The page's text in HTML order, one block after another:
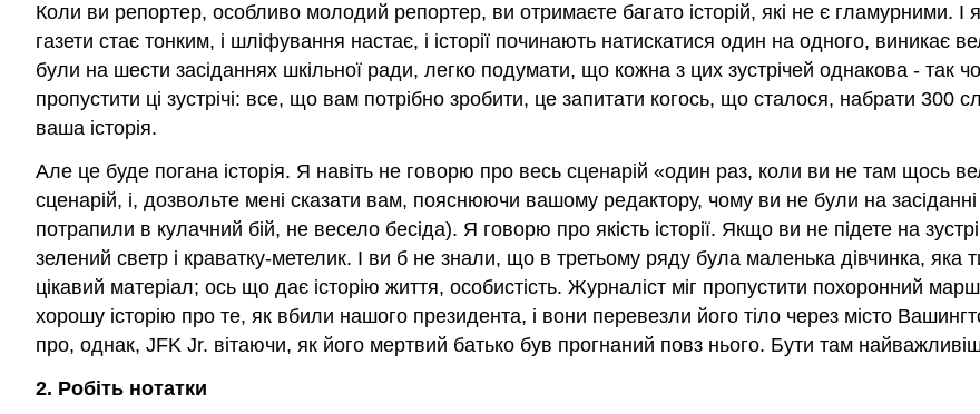
Коли ви репортер, особливо молодий репортер, ви отримаєте багато історій, які не є гламурними.
газети стає тонким, і шліфування настає, і історії починають натискатися один на одного, виникає
були на шести засіданнях шкільної ради, легко подумати, що кожна з цих зустрічей однакова - так
пропустити ці зустрічі: все, що вам потрібно зробити, це запитати когось, що сталося, набрати 300
ваша історія.
Але це буде погана історія. Я навіть не говорю про весь сценарій «один раз, коли ви не там щось
сценарій, і, дозвольте мені сказати вам, пояснюючи вашому редактору, чому ви не були на
потрапили в кулачний бій, не весело бесіда). Я говорю про якість історії. Якщо ви не підете на
зелений светр і краватку-метелик. І ви б не знали, що в третьому ряду була маленька дівчинка, яка
цікавий матеріал; ось що дає історію життя, особистість. Журналіст міг пропустити похоронний
хорошу історію про те, як вбили нашого президента, і вони перевезли його тіло через місто
про, однак, JFK Jr. вітаючи, як його мертвий батько був прогнаний повз нього. Бути там
2. Робіть нотатки